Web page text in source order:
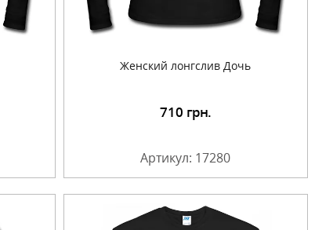
Женский лонгслив Дочь
710 грн.
Артикул: 17280